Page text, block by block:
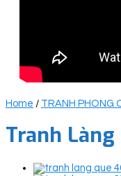
Home / TRANH PHONG
Tranh Làng